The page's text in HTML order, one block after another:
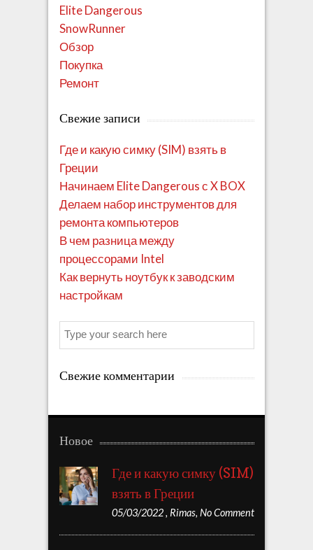
Elite Dangerous
SnowRunner
Обзор
Покупка
Ремонт
Свежие записи
Где и какую симку (SIM) взять в
Греции
Начинаем Elite Dangerous с X BOX
Делаем набор инструментов для
ремонта компьютеров
В чем разница между
процессорами Intel
Как вернуть ноутбук к заводским
настройкам
Свежие комментарии
Новое
Где и какую симку (SIM)
взять в Греции
05/03/2022 , Rimas, No Comment